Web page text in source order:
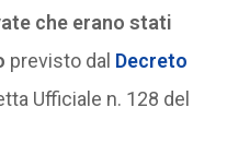
che erano stati
previsto dal Decreto
Ufficiale n. 128 del